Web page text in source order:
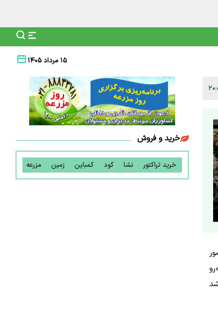
۱۵ مرداد ۱۴۰۵
خرید و فروش
خرید تراکتور نشا کود کمباین زمین مزرعه